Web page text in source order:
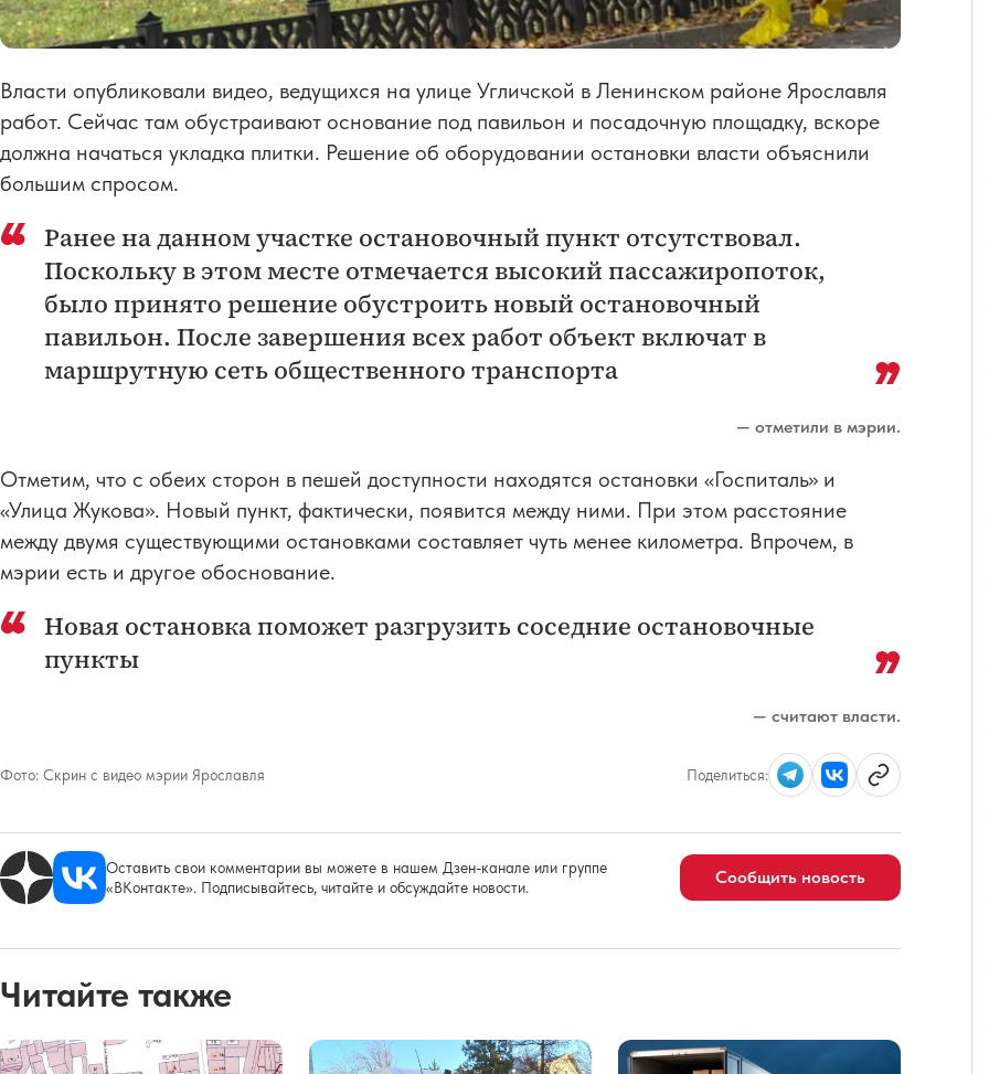
Власти опубликовали видео, ведущихся на улице Угличской в Ленинском районе Ярославля
работ. Сейчас там обустраивают основание под павильон и посадочную площадку, вскоре
должна начаться укладка плитки. Решение об оборудовании остановки власти объяснили
большим спросом.
Ранее на данном участке остановочный пункт отсутствовал.
Поскольку в этом месте отмечается высокий пассажиропоток,
было принято решение обустроить новый остановочный
павильон. После завершения всех работ объект включат в
маршрутную сеть общественного транспорта
— отметили в мэрии.
Отметим, что с обеих сторон в пешей доступности находятся остановки «Госпиталь» и
«Улица Жукова». Новый пункт, фактически, появится между ними. При этом расстояние
между двумя существующими остановками составляет чуть менее километра. Впрочем, в
мэрии есть и другое обоснование.
Новая остановка поможет разгрузить соседние остановочные
пункты
— считают власти.
Фото: Скрин с видео мэрии Ярославля Поделиться:
Оставить свои комментарии вы можете в нашем Дзен-канале или группе
«ВКонтакте». Подписывайтесь, читайте и обсуждайте новости.
Сообщить новость
Читайте также